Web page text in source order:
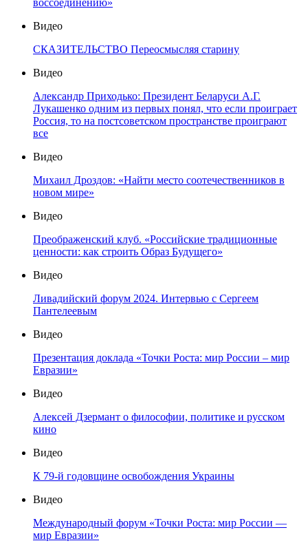
воссоединению»
Видео
СКАЗИТЕЛЬСТВО Переосмысляя старину
Видео
Александр Приходько: Президент Беларуси А.Г.
Лукашенко одним из первых понял, что если проиграет
Россия, то на постсоветском пространстве проиграют
все
Видео
Михаил Дроздов: «Найти место соотечественников в
новом мире»
Видео
Преображенский клуб. «Российские традиционные
ценности: как строить Образ Будущего»
Видео
Ливадийский форум 2024. Интервью с Сергеем
Пантелеевым
Видео
Презентация доклада «Точки Роста: мир России – мир
Евразии»
Видео
Алексей Дзермант о философии, политике и русском
кино
Видео
К 79-й годовщине освобождения Украины
Видео
Международный форум «Точки Роста: мир России —
мир Евразии»